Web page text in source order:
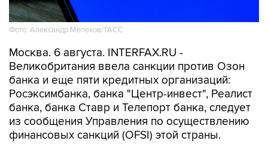
Фото: Александр Мелехов/ТАСС
Москва. 6 августа. INTERFAX.RU -
Великобритания ввела санкции против Озон
банка и еще пяти кредитных организаций:
Росэксимбанка, банка "Центр-инвест", Реалист
банка, банка Ставр и Телепорт банка, следует
из сообщения Управления по осуществлению
финансовых санкций (OFSI) этой страны.